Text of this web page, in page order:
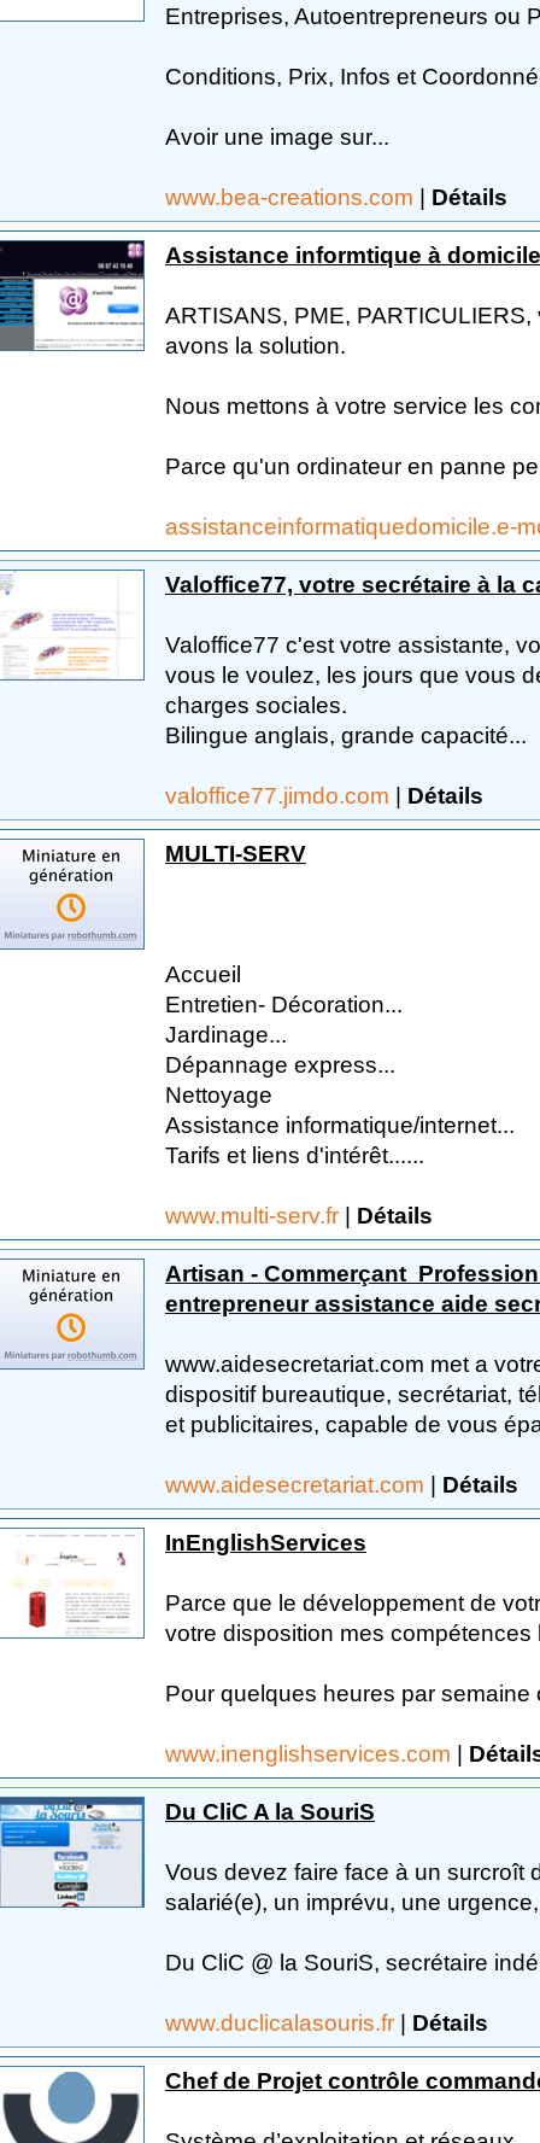
Entreprises, Autoentrepreneurs ou
Conditions, Prix, Infos et
Avoir une image sur...
www.bea-creations.com | Détails
Assistance informtique à domicile
ARTISANS, PME,
avons la solution.
Nous mettons à votre service les
Parce qu'un ordinateur en panne
assistanceinformatiquedomicile.e-
Valoffice77, votre secrétaire à la
Valoffice77 c'est votre assistante,
vous le voulez, les jours que vous
charges sociales.
Bilingue anglais, grande capacité...
valoffice77.jimdo.com | Détails
MULTI-SERV
Accueil
Entretien- Décoration...
Jardinage...
Dépannage express...
Nettoyage
Assistance informatique/internet...
Tarifs et liens d'intérêt......
www.multi-serv.fr | Détails
Artisan - Commerçant 
entrepreneur assistance aide
www.aidesecretariat.com met a
dispositif bureautique, secrétariat,
et publicitaires, capable de vous
www.aidesecretariat.com | Détails
InEnglishServices
Parce que le développement de
votre disposition mes
Pour quelques heures par semaine
www.inenglishservices.com |
Du CliC A la SouriS
Vous devez faire face à un surcroît
salarié(e), un imprévu, une
Du CliC @ la SouriS, secrétaire
www.duclicalasouris.fr | Détails
Chef de Projet contrôle